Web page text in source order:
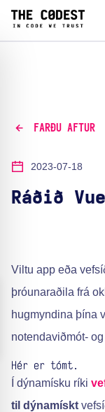
FARÐU AFTUR
2023-07-18
Ráðið
Viltu app eða
þróunaraðila frá
hugmyndina þína
notendaviðmót-
Hér er tómt.
Í dýnamísku ríki
til dýnamískt